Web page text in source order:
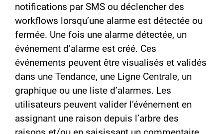
notifications par SMS ou déclencher des
workflows lorsqu’une alarme est détectée ou
fermée. Une fois une alarme détectée, un
événement d’alarme est créé. Ces
événements peuvent être visualisés et validés
dans une Tendance, une Ligne Centrale, un
graphique ou une liste d’alarmes. Les
utilisateurs peuvent valider l’événement en
assignant une raison depuis l’arbre des